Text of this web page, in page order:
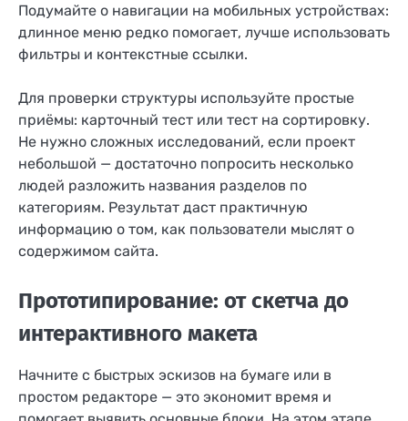
Подумайте о навигации на мобильных устройствах:
длинное меню редко помогает, лучше использовать
фильтры и контекстные ссылки.
Для проверки структуры используйте простые
приёмы: карточный тест или тест на сортировку.
Не нужно сложных исследований, если проект
небольшой — достаточно попросить несколько
людей разложить названия разделов по
категориям. Результат даст практичную
информацию о том, как пользователи мыслят о
содержимом сайта.
Прототипирование: от скетча до
интерактивного макета
Начните с быстрых эскизов на бумаге или в
простом редакторе — это экономит время и